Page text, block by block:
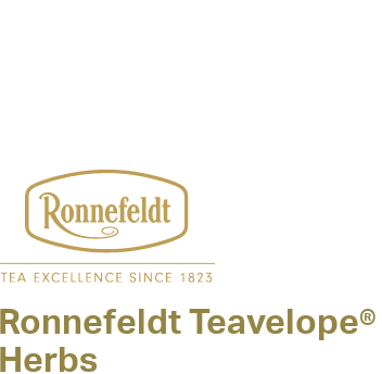
Ronnefeldt
Herbs